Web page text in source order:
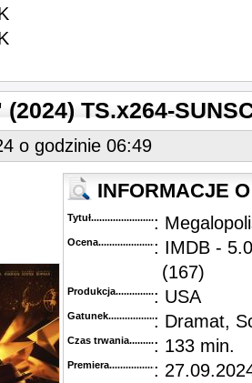
TS.x264-
o godzinie 06:49
INFORMACJE
Tytuł............................................
:
Ocena.............................................
: IMDB -
(167)
Produkcja.........................................
: USA
Gatunek...........................................
: Dramat,
Czas trwania......................................
: 133 min.
Premiera..........................................
: